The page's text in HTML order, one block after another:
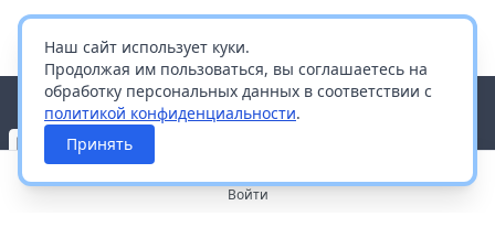
Наш сайт использует куки.
Продолжая им пользоваться, вы соглашаетесь на
обработку персональных данных в соответствии с
политикой конфиденциальности.
Принять
Войти